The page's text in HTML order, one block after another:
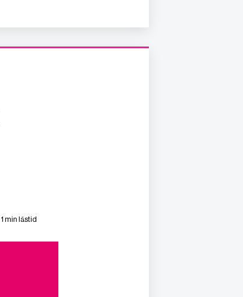
1 min lästid